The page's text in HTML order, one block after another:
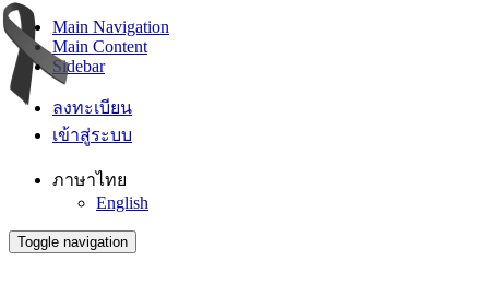
Main Navigation
Main Content
Sidebar
ลงทะเบียน
เข้าสู่ระบบ
ภาษาไทย
English
Toggle navigation